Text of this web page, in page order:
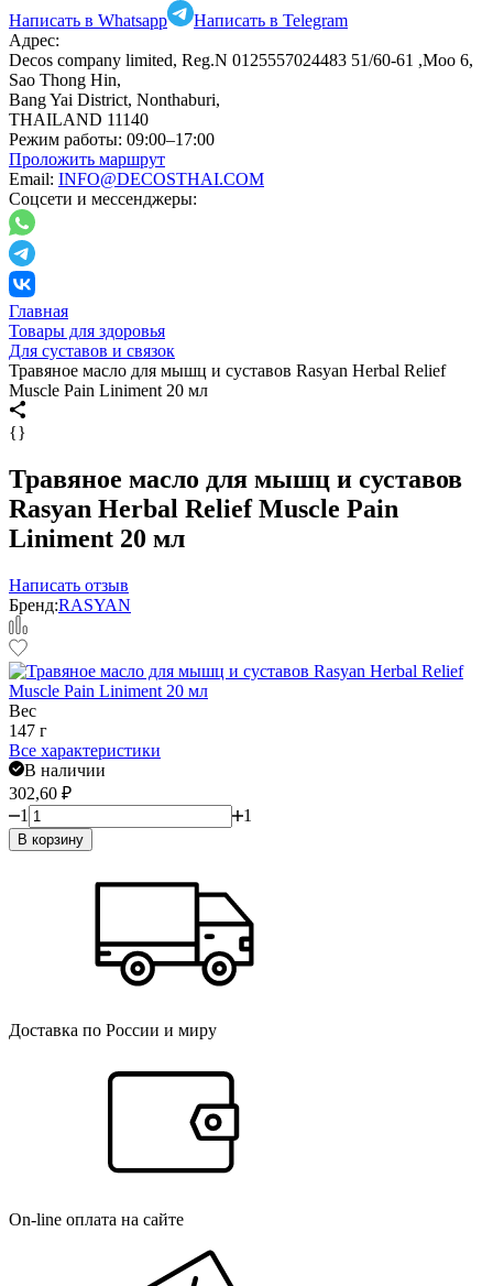
Написать в Whatsapp
Написать в Telegram
Адрес:
Decos company limited, Reg.N 0125557024483 51/60-61 ,Moo 6,
Sao Thong Hin,
Bang Yai District, Nonthaburi,
THAILAND 11140
Режим работы: 09:00–17:00
Проложить маршрут
Email: INFO@DECOSTHAI.COM
Соцсети и мессенджеры:
Главная
Товары для здоровья
Для суставов и связок
Травяное масло для мышц и суставов Rasyan Herbal Relief
Muscle Pain Liniment 20 мл
{}
Травяное масло для мышц и суставов
Rasyan Herbal Relief Muscle Pain
Liniment 20 мл
Написать отзыв
Бренд:RASYAN
Вес
147 г
Все характеристики
В наличии
302,60 ₽
1
1
В корзину
Доставка по России и миру
On-line оплата на сайте